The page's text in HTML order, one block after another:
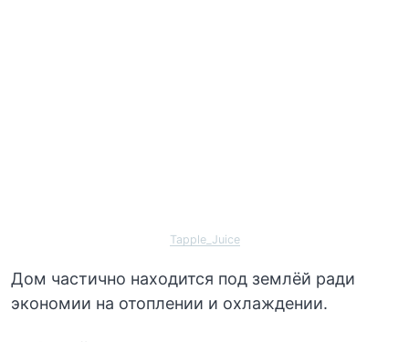
Tapple_Juice
Дом частично находится под землёй ради
экономии на отоплении и охлаждении.